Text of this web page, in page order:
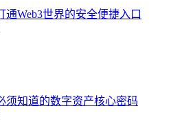
通Web3世界的安全便捷入口
须知道的数字资产核心密码